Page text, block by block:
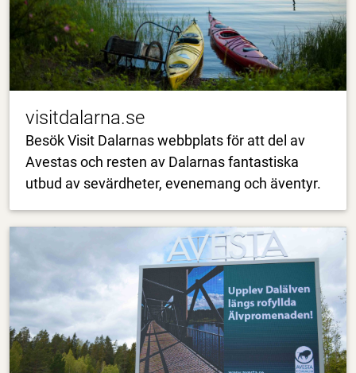
visitdalarna.se
Besök Visit Dalarnas webbplats för att del av
Avestas och resten av Dalarnas fantastiska
utbud av sevärdheter, evenemang och äventyr.